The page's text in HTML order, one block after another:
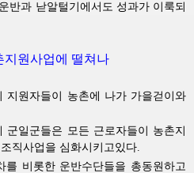
반과 낟알털기에서도 성과가 이룩되
지원사업에 떨쳐나
지원자들이 농촌에 나가 가을걷이와
일군들은 모든 근로자들이 농촌지
직사업을 심화시키고있다.
를 비롯한 운반수단들을 총동원하고